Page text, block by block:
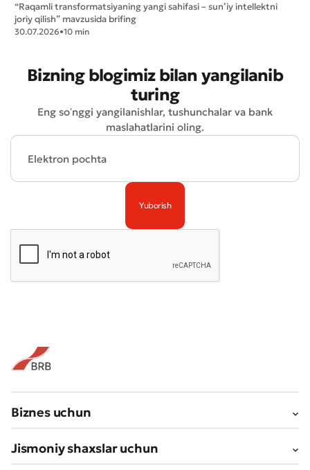
“Raqamli transformatsiyaning yangi sahifasi – sun’iy intellektni
joriy qilish” mavzusida brifing
30.07.2026•10 min
Bizning blogimiz bilan yangilanib
turing
Eng soʻnggi yangilanishlar, tushunchalar va bank
maslahatlarini oling.
Biznes uchun
Jismoniy shaxslar uchun